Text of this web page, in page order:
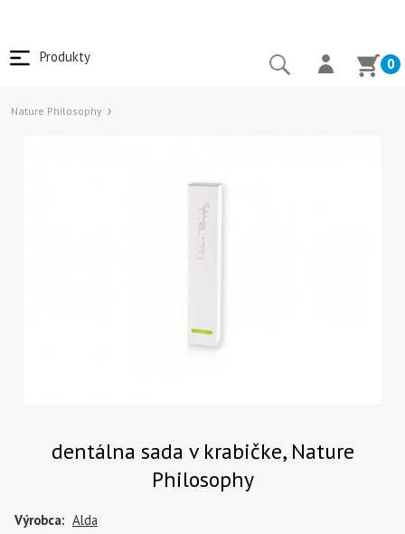
Produkty 0
Nature Philosophy
dentálna sada v krabičke, Nature
Philosophy
Výrobca: Alda